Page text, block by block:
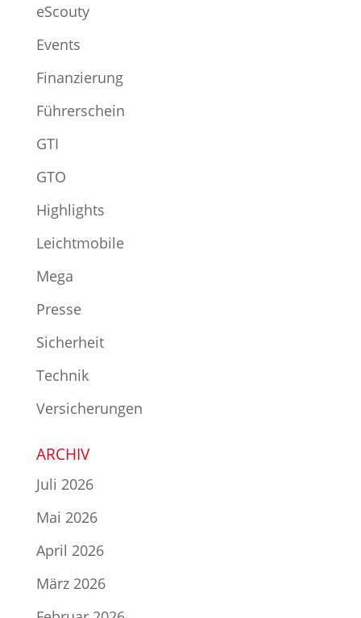
eScouty
Events
Finanzierung
Führerschein
GTI
GTO
Highlights
Leichtmobile
Mega
Presse
Sicherheit
Technik
Versicherungen
ARCHIV
Juli 2026
Mai 2026
April 2026
März 2026